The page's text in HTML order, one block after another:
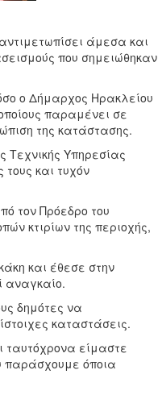
άμεσα και
που σημειώθηκαν
ο Δήμαρχος Ηρακλείου
παραμένει σε
της κατάστασης.
Τεχνικής Υπηρεσίας
και τυχόν
τον Πρόεδρο του
κτιρίων της περιοχής,
και έθεσε στην
αναγκαίο.
δημότες να
καταστάσεις.
ταυτόχρονα είμαστε
παράσχουμε όποια